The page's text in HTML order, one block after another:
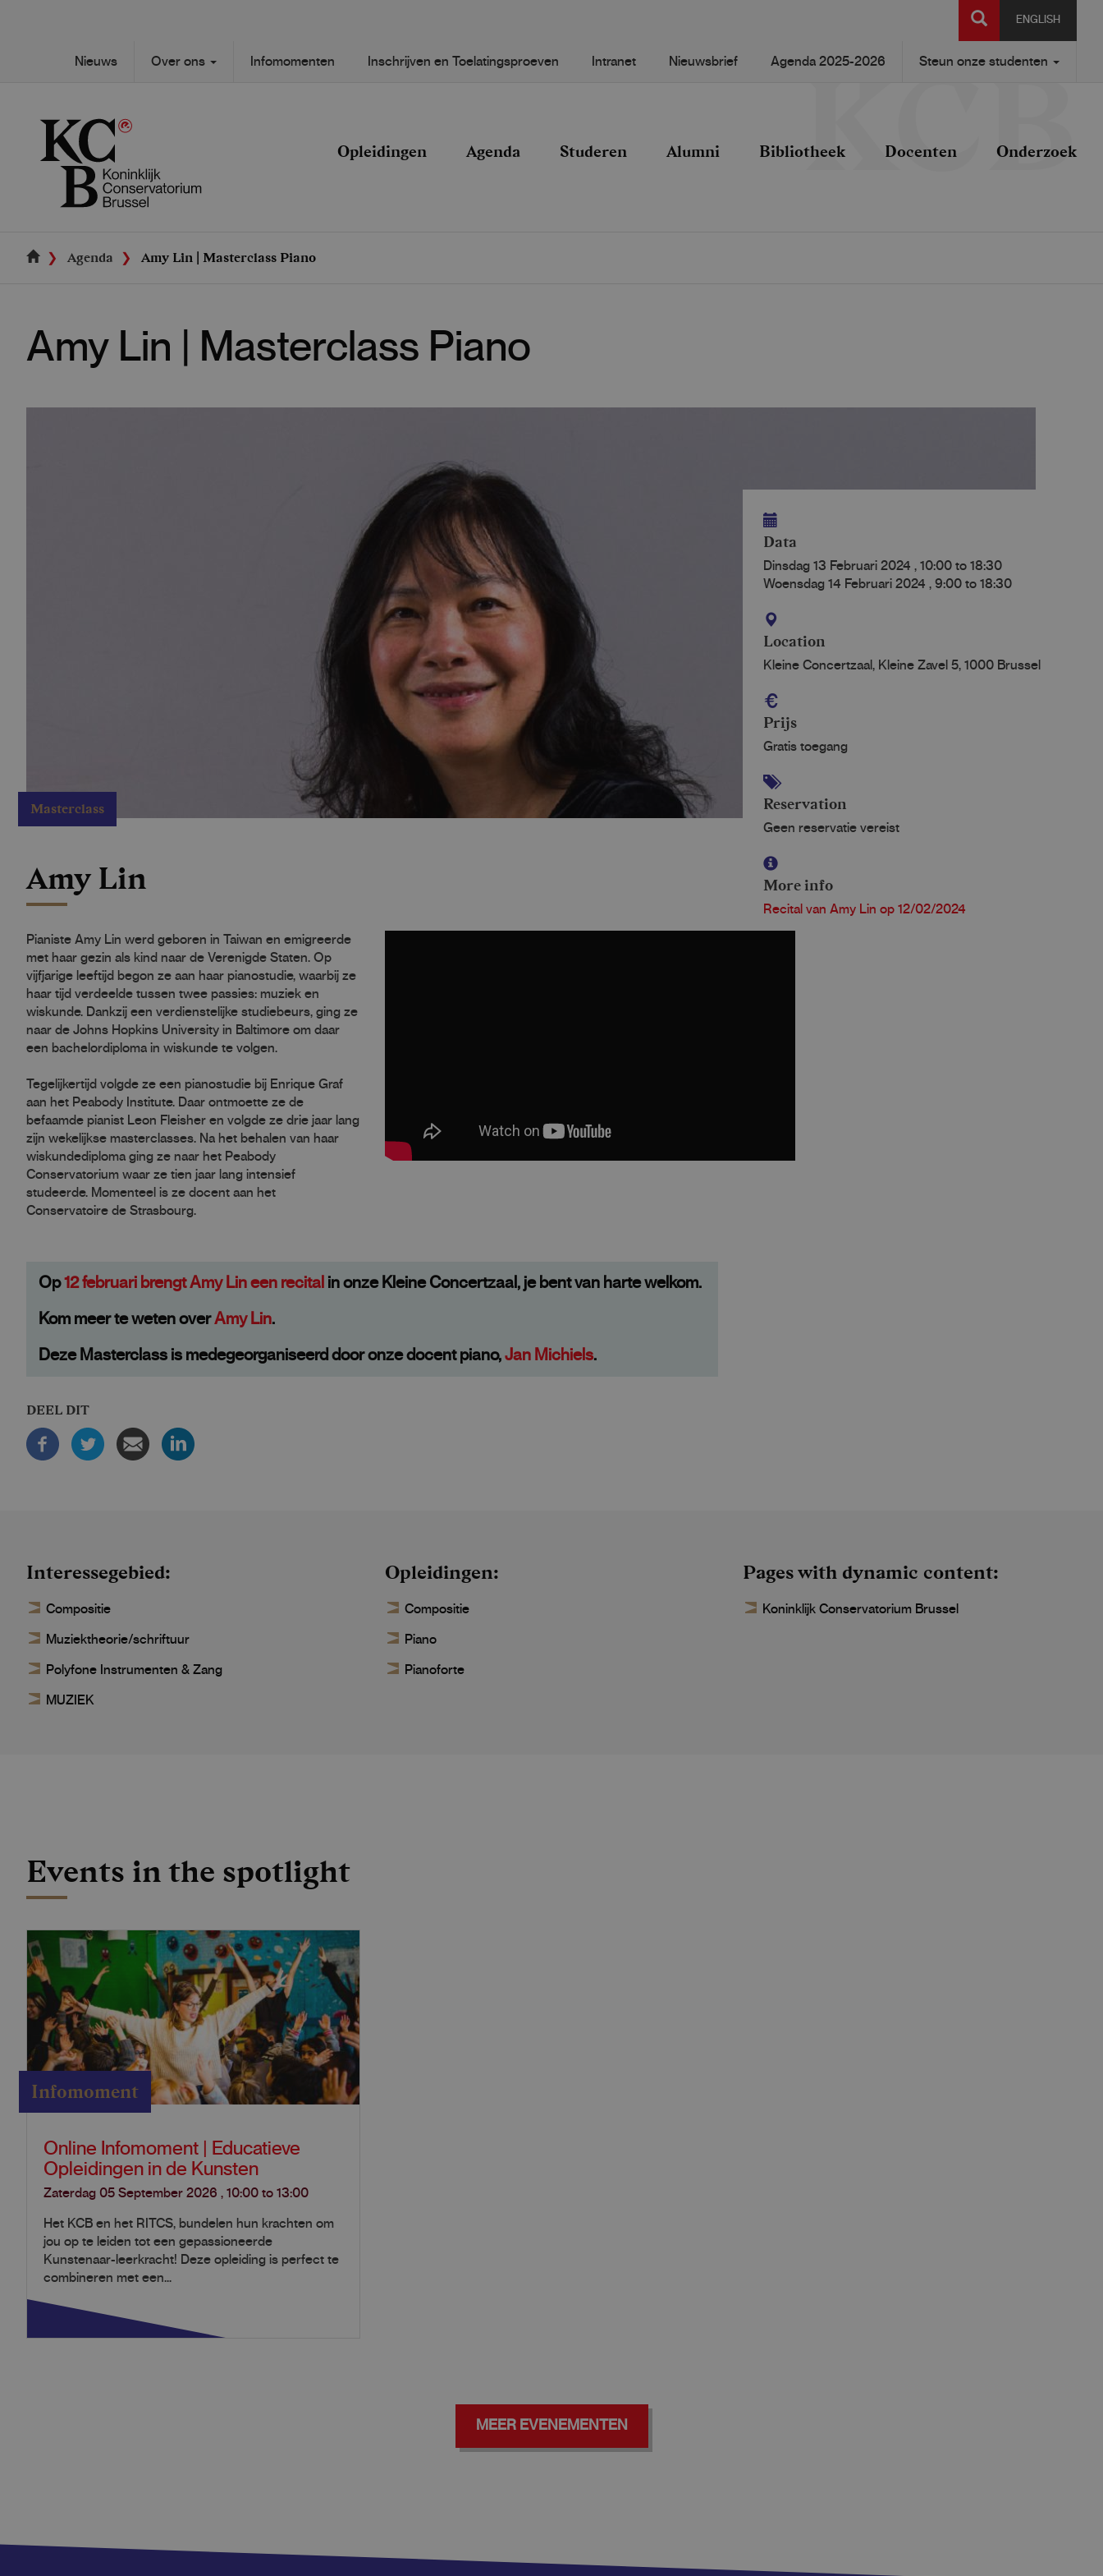
ENGLISH
SEARCH
Secondary
navigation
Nieuws Over ons Infomomenten Inschrijven en Toelatingsproeven Intranet Nieuwsbrief Agenda 2025-2026 Steun onze studenten
navigation
Opleidingen Agenda Studeren Alumni Bibliotheek Docenten Onderzoek
Agenda Amy Lin | Masterclass Piano
Amy Lin | Masterclass Piano
Masterclass
Data
Dinsdag 13 Februari 2024 ,10:00to 18:30
Woensdag 14 Februari 2024 ,9:00to 18:30
Location
Kleine Concertzaal, Kleine Zavel 5, 1000 Brussel
Prijs
Gratis toegang
Reservation
Geen reservatie vereist
More info
Recital van Amy Lin op 12/02/2024
Amy Lin
Pianiste Amy Lin werd geboren in Taiwan en emigreerde
met haar gezin als kind naar de Verenigde Staten. Op
vijfjarige leeftijd begon ze aan haar pianostudie, waarbij ze
haar tijd verdeelde tussen twee passies: muziek en
wiskunde. Dankzij een verdienstelijke studiebeurs, ging ze
naar de Johns Hopkins University in Baltimore om daar
een bachelordiploma in wiskunde te volgen.
Tegelijkertijd volgde ze een pianostudie bij Enrique Graf
aan het Peabody Institute. Daar ontmoette ze de
befaamde pianist Leon Fleisher en volgde ze drie jaar lang
zijn wekelijkse masterclasses. Na het behalen van haar
wiskundediploma ging ze naar het Peabody
Conservatorium waar ze tien jaar lang intensief
studeerde. Momenteel is ze docent aan het
Conservatoire de Strasbourg.
Op12 februari brengt Amy Lin een recital in onze Kleine Concertzaal, je bent van harte welkom.
Kom meer te weten overAmy Lin.
Deze Masterclass is medegeorganiseerd door onze docent piano, Jan Michiels.
DEEL DIT
Interessegebied
Compositie
Muziektheorie/schriftuur
Polyfone Instrumenten & Zang
MUZIEK
Opleidingen
Compositie
Piano
Pianoforte
Pages with dynamic content
Koninklijk Conservatorium Brussel
Events in the spotlight
Infomoment
Online Infomoment | Educatieve
Opleidingen in de Kunsten
Zaterdag 05 September 2026 , 10:00 to 13:00
Het KCB en het RITCS, bundelen hun krachten om
jou op te leiden tot een gepassioneerde
Kunstenaar-leerkracht! Deze opleiding is perfect te
combineren met een...
MEER EVENEMENTEN